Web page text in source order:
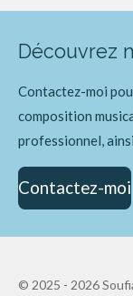
o
k
g
m
b
Découvrez
Contactez-moi
composition
professionnel,
Contactez-moi
© 2025 - 2026